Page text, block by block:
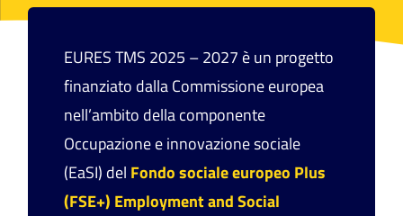
EURES TMS 2025 – 2027 è un progetto
finanziato dalla Commissione europea
nell’ambito della componente
Occupazione e innovazione sociale
(EaSI) del Fondo sociale europeo Plus
(FSE+) Employment and Social